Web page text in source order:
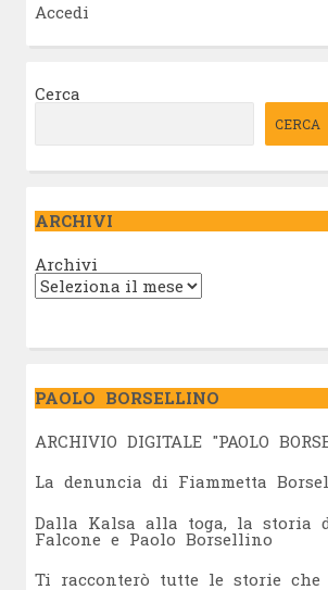
Accedi
Cerca
CERCA
ARCHIVI
Archivi
PAOLO BORSELLINO
ARCHIVIO DIGITALE "PAOLO
La denuncia di Fiammetta
Dalla Kalsa alla toga, la storia
Falcone e Paolo Borsellino
Ti racconterò tutte le storie che